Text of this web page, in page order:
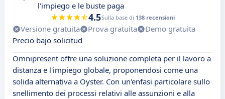
l'impiego e le buste paga
4.5Sulla base di 138 recensioni
Versione gratuita Prova gratuita
Demo gratuita
Precio bajo solicitud
Omnipresent offre una soluzione completa per il lavoro a
distanza e l'impiego globale, proponendosi come una
solida alternativa a Oyster. Con un'enfasi particolare sullo
snellimento dei processi relativi alle assunzioni e alla